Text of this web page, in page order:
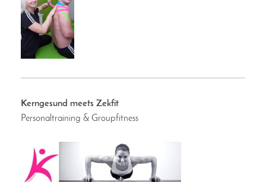
Kerngesund meets Zekfit
Personaltraining & Groupfitness